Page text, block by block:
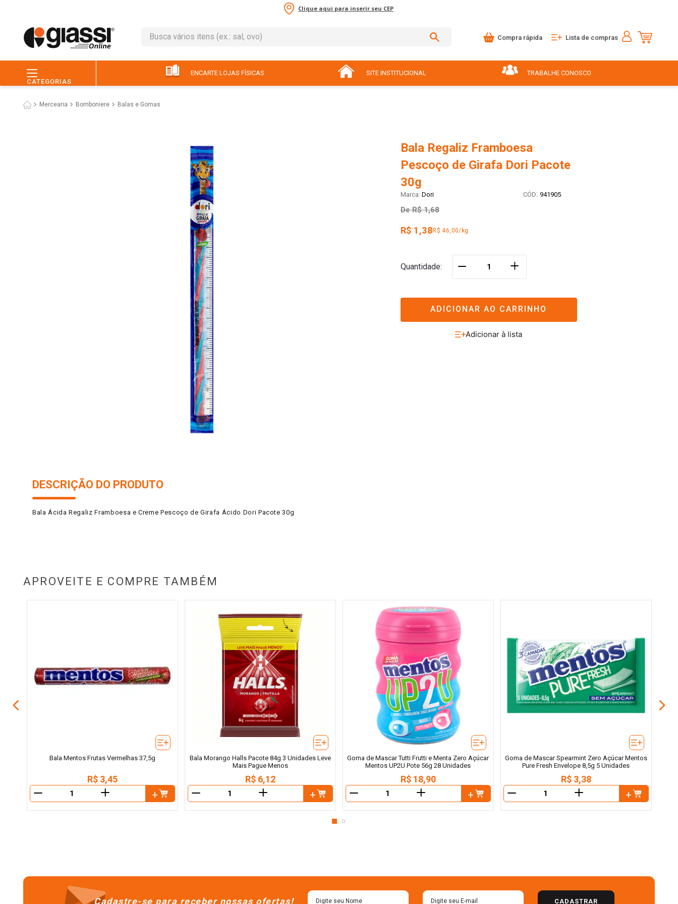
Clique aqui para inserir seu CEP
Busca vários itens (ex.: sal, ovo)
Compra rápida Lista de compras
CATEGORIAS
ENCARTE LOJAS FÍSICAS SITE INSTITUCIONAL TRABALHE CONOSCO
Mercearia Bomboniere Balas e Gomas
Bala Regaliz Framboesa
Pescoço de Girafa Dori Pacote
30g
Dori : 941905
De R$ 1,68
R$ 1,38R$ 46,00/kg
Quantidade ＋
ADICIONAR AO CARRINHO
DESCRIÇÃO DO PRODUTO
Bala Ácida Regaliz Framboesa e Creme Pescoço de Girafa Ácido Dori Pacote 30g
APROVEITE E COMPRE TAMBÉM
Bala Mentos Frutas Vermelhas 37,5g
R$ 3,45
＋
Bala Morango Halls Pacote 84g 3 Unidades Leve
Mais Pague Menos
R$ 6,12
＋
Goma de Mascar Tutti Frutti e Menta Zero Açúcar
Mentos UP2U Pote 56g 28 Unidades
R$ 18,90
＋
Goma de Mascar Spearmint Zero Açúcar Mentos
Pure Fresh Envelope 8,5g 5 Unidades
R$ 3,38
＋
Cadastre-se para receber nossas ofertas! CADASTRAR
leite
3º
macarrão